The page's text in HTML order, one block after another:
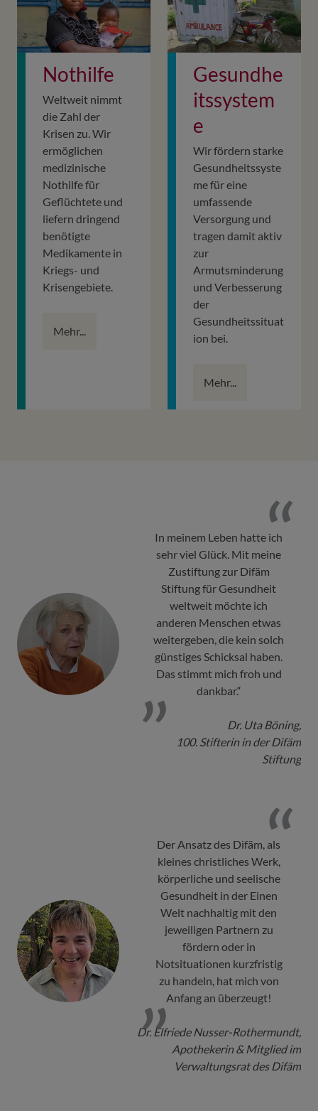
Nothilfe
Weltweit nimmt
die Zahl der
Krisen zu. Wir
ermöglichen
medizinische
Nothilfe für
Geflüchtete und
liefern dringend
benötigte
Medikamente in
Kriegs- und
Krisengebiete.
Mehr...
Gesundhe
itssystem
e
Wir fördern starke
Gesundheitssyste
me für eine
umfassende
Versorgung und
tragen damit aktiv
zur
Armutsminderung
und Verbesserung
der
Gesundheitssituat
ion bei.
Mehr...
In meinem Leben hatte ich
sehr viel Glück. Mit meine
Zustiftung zur Difäm
Stiftung für Gesundheit
weltweit möchte ich
anderen Menschen etwas
weitergeben, die kein solch
günstiges Schicksal haben.
Das stimmt mich froh und
dankbar.“
Dr. Uta Böning,
100. Stifterin in der Difäm
Stiftung
Der Ansatz des Difäm, als
kleines christliches Werk,
körperliche und seelische
Gesundheit in der Einen
Welt nachhaltig mit den
jeweiligen Partnern zu
fördern oder in
Notsituationen kurzfristig
zu handeln, hat mich von
Anfang an überzeugt!
Dr. Elfriede Nusser-Rothermundt,
Apothekerin & Mitglied im
Verwaltungsrat des Difäm